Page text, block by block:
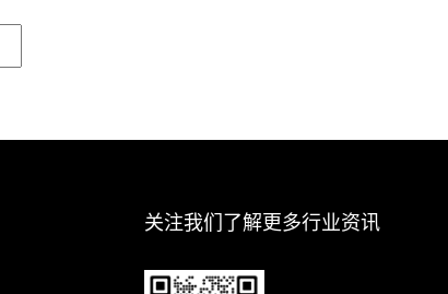
关注我们了解更多行业资讯